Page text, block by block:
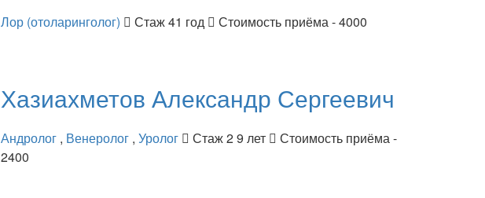
Лор (отоларинголог) Стаж 41 год Стоимость приёма - 4000
Хазиахметов Александр Сергеевич
Андролог , Венеролог , Уролог Стаж 2 9 лет
Стоимость приёма -
2400